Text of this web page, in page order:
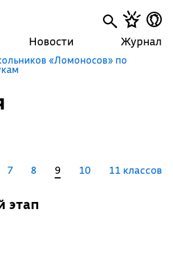
Новости Журнал
«Ломоносов» по
7 8 9 10 11 классов
этап